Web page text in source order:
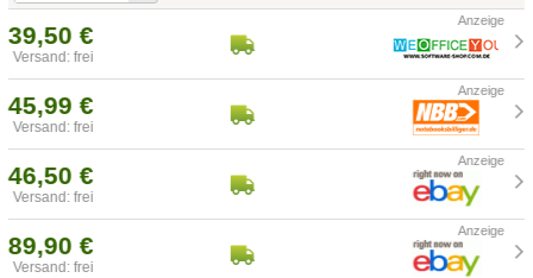
39,50 €
Versand: frei
45,99 €
Versand: frei
46,50 €
Versand: frei
89,90 €
Versand: frei